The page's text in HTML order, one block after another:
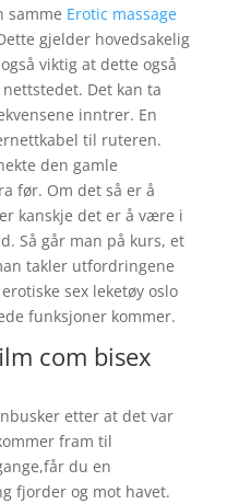
samme Erotic massage
gjelder hovedsakelig
viktig at dette også
Det kan ta
inntrer. En
til ruteren.
den gamle
før. Om det så er å
kanskje det er å være i
Så går man på kurs, et
takler utfordringene
sex leketøy oslo
funksjoner kommer.
com bisex
etter at det var
fram til
du en
fjorder og mot havet.